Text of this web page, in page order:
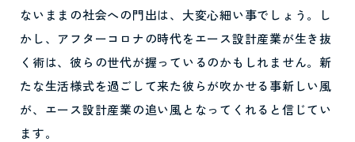
ないままの社会への門出は、大変心細い事でしょう。し
かし、アフターコロナの時代をエース設計産業が生き抜
く術は、彼らの世代が握っているのかもしれません。新
たな生活様式を過ごして来た彼らが吹かせる事新しい風
が、エース設計産業の追い風となってくれると信じてい
ます。